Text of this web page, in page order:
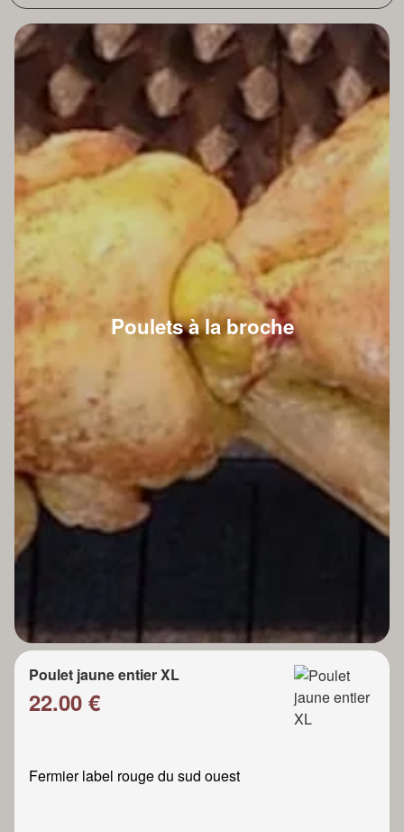
Poulets à la broche
Poulet jaune entier XL
22.00 €
Fermier label rouge du sud ouest